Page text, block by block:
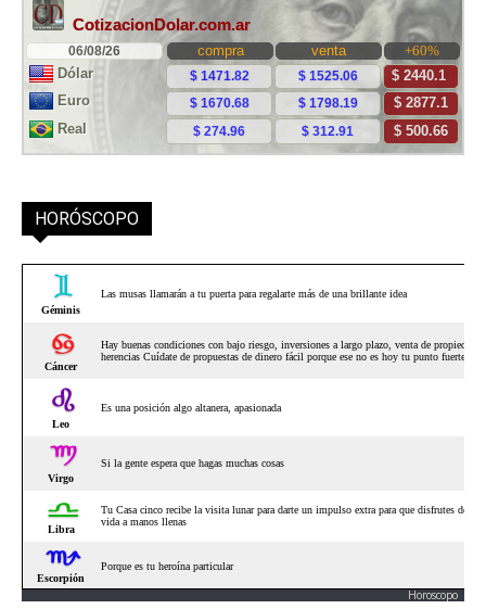
HORÓSCOPO
Horoscopo